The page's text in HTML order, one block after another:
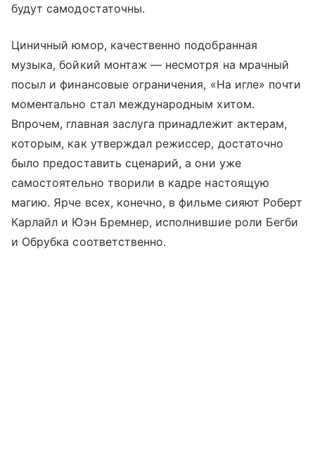
будут самодостаточны.
Циничный юмор, качественно подобранная
музыка, бойкий монтаж — несмотря на мрачный
посыл и финансовые ограничения, «На игле» почти
моментально стал международным хитом.
Впрочем, главная заслуга принадлежит актерам,
которым, как утверждал режиссер, достаточно
было предоставить сценарий, а они уже
самостоятельно творили в кадре настоящую
магию. Ярче всех, конечно, в фильме сияют Роберт
Карлайл и Юэн Бремнер, исполнившие роли Бегби
и Обрубка соответственно.